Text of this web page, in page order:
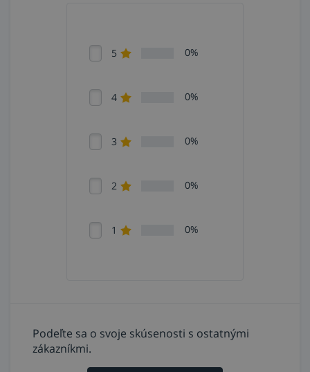
5 0%
4 0%
3 0%
2 0%
1 0%
Podeľte sa o svoje skúsenosti s ostatnými
zákazníkmi.